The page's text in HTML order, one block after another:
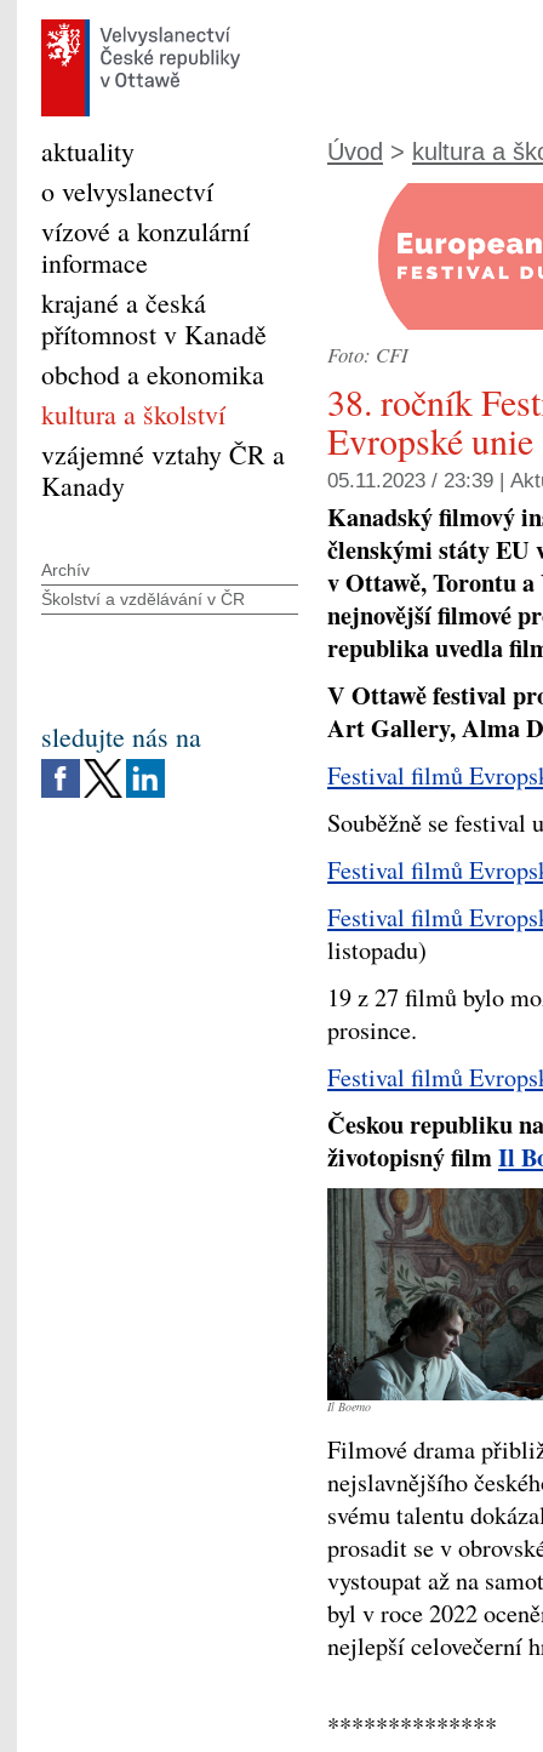
Úvod > kultura a
Foto: CFI
38. ročník
Evropské unie
05.11.2023 / 23:39 |
Kanadský filmový
členskými státy EU
v Ottawě, Torontu
nejnovější filmové
republika uvedla
V Ottawě festival
Art Gallery, Alma
Festival filmů
Souběžně se festival
Festival filmů
Festival filmů
listopadu)
19 z 27 filmů bylo
prosince.
Festival filmů
Českou republiku
životopisný filmIl
Il Boemo
Filmové drama
nejslavnějšího
svému talentu
prosadit se v
vystoupat až na
byl v roce 2022
nejlepší celovečerní
**************
aktuality
o velvyslanectví
vízové a konzulární
informace
krajané a česká
přítomnost v Kanadě
obchod a ekonomika
kultura a školství
vzájemné vztahy ČR a
Kanady
Archív
Školství a vzdělávání v ČR
sledujte nás na